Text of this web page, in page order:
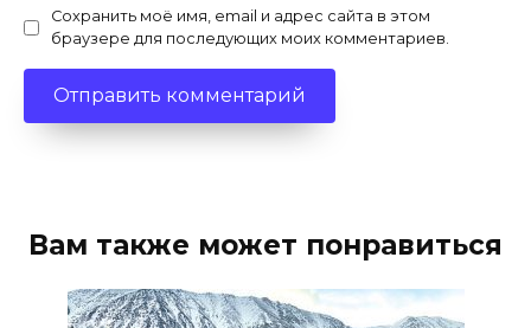
Сохранить моё имя, email и адрес сайта в этом
браузере для последующих моих комментариев.
Вам также может понравиться